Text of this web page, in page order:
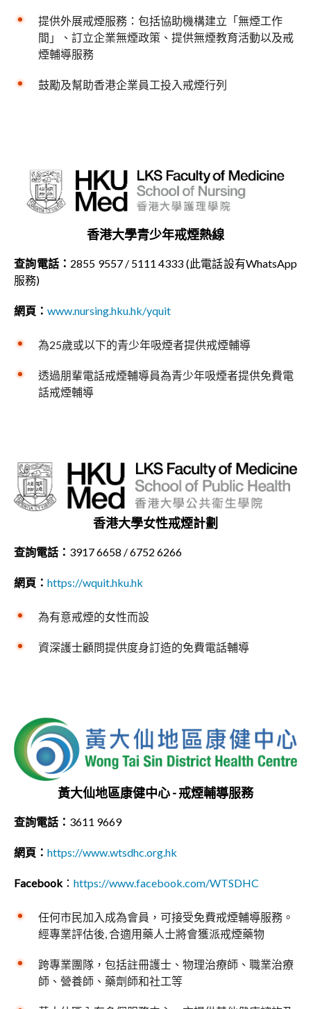
提供外展戒煙服務：包括協助機構建立「無煙工作
間」、訂立企業無煙政策、提供無煙教育活動以及戒
煙輔導服務
鼓勵及幫助香港企業員工投入戒煙行列
香港大學青少年戒煙熱線
查詢電話： 2855 9557 / 5111 4333 (此電話設有WhatsApp
服務)
網頁： www.nursing.hku.hk/yquit
為25歲或以下的青少年吸煙者提供戒煙輔導
透過朋輩電話戒煙輔導員為青少年吸煙者提供免費電
話戒煙輔導
香港大學女性戒煙計劃
查詢電話： 3917 6658 / 6752 6266
網頁： https://wquit.hku.hk
為有意戒煙的女性而設
資深護士顧問提供度身訂造的免費電話輔導
黃大仙地區康健中心 - 戒煙輔導服務
查詢電話： 3611 9669
網頁： https://www.wtsdhc.org.hk
Facebook： https://www.facebook.com/WTSDHC
任何市民加入成為會員，可接受免費戒煙輔導服務。
經專業評估後, 合適用藥人士將會獲派戒煙藥物
跨專業團隊，包括註冊護士、物理治療師、職業治療
師、營養師、藥劑師和社工等